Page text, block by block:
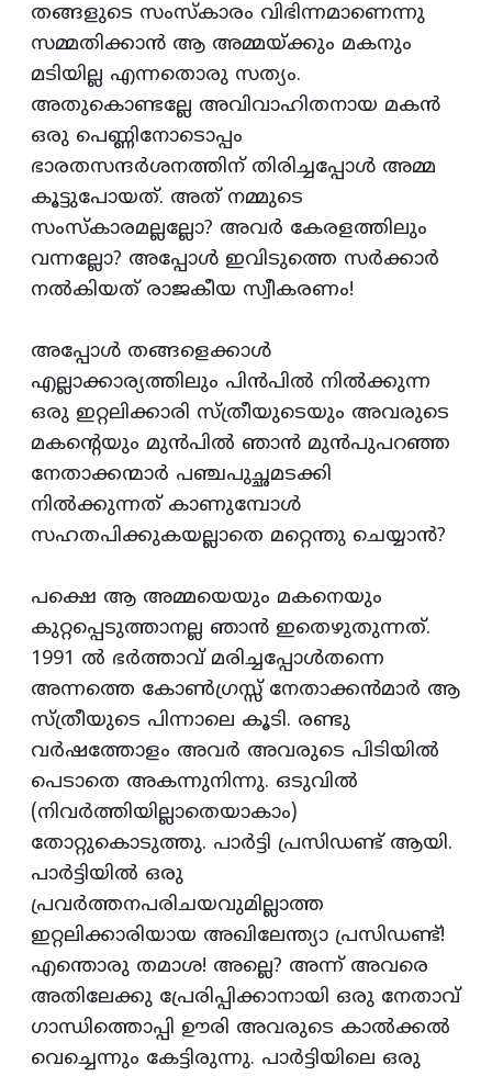
തങ്ങളുടെ സംസ്‌കാരം വിഭിന്നമാണെന്നു
സമ്മതിക്കാന്‍ ആ അമ്മയ്‌ക്കും മകനും
മടിയില്ല എന്നതൊരു സത്യം.
അതുകൊണ്ടല്ലേ അവിവാഹിതനായ മകന്‍
ഒരു പെണ്ണിനോടൊപ്പം
ഭാരതസന്ദര്‍ശനത്തിന്‌ തിരിച്ചപ്പോള്‍ അമ്മ
കൂട്ടുപോയത്‌. അത്‌ നമ്മുടെ
സംസ്‌കാരമല്ലല്ലോ? അവര്‍ കേരളത്തിലും
വന്നല്ലോ? അപ്പോള്‍ ഇവിടുത്തെ സര്‍ക്കാര്‍
നല്‍കിയത്‌ രാജകീയ സ്വീകരണം!
അപ്പോള്‍ തങ്ങളെക്കാള്‍
എല്ലാക്കാര്യത്തിലും പിന്‍പില്‍ നില്‍ക്കുന്ന
ഒരു ഇറ്റലിക്കാരി സ്‌ത്രീയുടെയും അവരുടെ
മകന്‍റെയും മുന്‍പില്‍ ഞാന്‍ മുന്‍പുപറഞ്ഞ
നേതാക്കന്മാര്‍ പഞ്ചപുച്ഛമടക്കി
നില്‍ക്കുന്നത്‌ കാണുമ്പോള്‍
സഹതപിക്കുകയല്ലാതെ മറ്റെന്തു ചെയ്യാന്‍?
പക്ഷെ ആ അമ്മയെയും മകനെയും
കുറ്റപ്പെടുത്താനല്ല ഞാന്‍ ഇതെഴുതുന്നത്‌.
1991 ല്‍ ഭര്‍ത്താവ്‌ മരിച്ചപ്പോള്‍തന്നെ
അന്നത്തെ കോണ്‍ഗ്രസ്സ്‌ നേതാക്കന്‍മാര്‍ ആ
സ്‌ത്രീയുടെ പിന്നാലെ കൂടി. രണ്ടു
വര്‍ഷത്തോളം അവര്‍ അവരുടെ പിടിയില്‍
പെടാതെ അകന്നുനിന്നു. ഒടുവില്‍
(നിവര്‍ത്തിയില്ലാതെയാകാം)
തോറ്റുകൊടുത്തു. പാര്‍ട്ടി പ്രസിഡണ്ട്‌ ആയി.
പാര്‍ട്ടിയില്‍ ഒരു
പ്രവര്‍ത്തനപരിചയവുമില്ലാത്ത
ഇറ്റലിക്കാരിയായ അഖിലേന്ത്യാ പ്രസിഡണ്ട്‌!
എന്തൊരു തമാശ! അല്ലെ? അന്ന്‌ അവരെ
അതിലേക്കു പ്രേരിപ്പിക്കാനായി ഒരു നേതാവ്‌
ഗാന്ധിത്തൊപ്പി ഊരി അവരുടെ കാല്‍ക്കല്‍
വെച്ചെന്നും കേട്ടിരുന്നു. പാര്‍ട്ടിയിലെ ഒരു